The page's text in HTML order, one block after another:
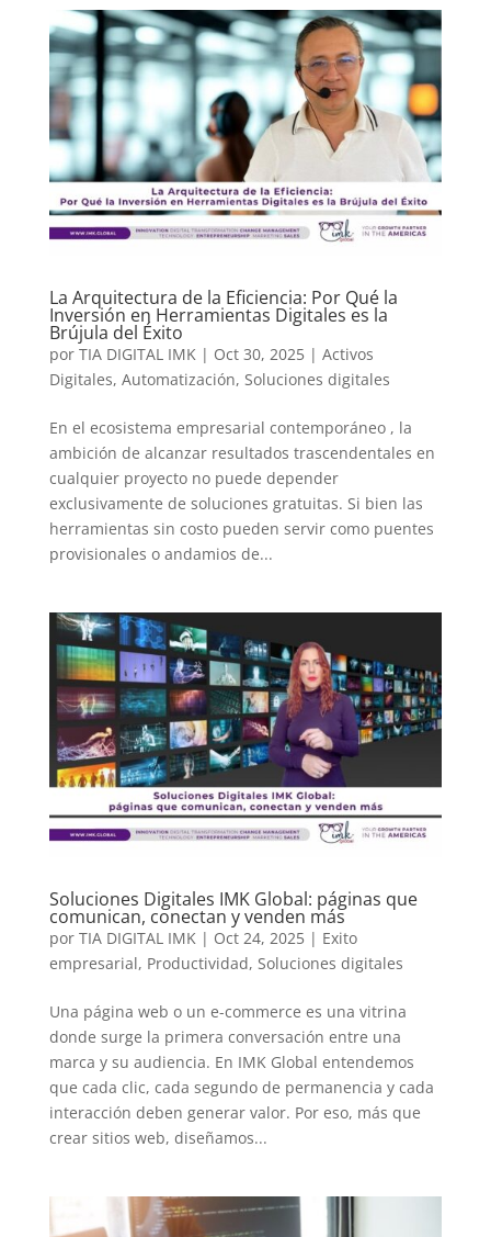
La Arquitectura de la Eficiencia: Por Qué la
Inversión en Herramientas Digitales es la
Brújula del Éxito
por TIA DIGITAL IMK | Oct 30, 2025| Activos
Digitales, Automatización, Soluciones digitales
En el ecosistema empresarial contemporáneo , la
ambición de alcanzar resultados trascendentales en
cualquier proyecto no puede depender
exclusivamente de soluciones gratuitas. Si bien las
herramientas sin costo pueden servir como puentes
provisionales o andamios de...
Soluciones Digitales IMK Global: páginas que
comunican, conectan y venden más
por TIA DIGITAL IMK| Oct 24, 2025| Exito
empresarial, Productividad, Soluciones digitales
Una página web o un e-commerce es una vitrina
donde surge la primera conversación entre una
marca y su audiencia. En IMK Global entendemos
que cada clic, cada segundo de permanencia y cada
interacción deben generar valor. Por eso, más que
crear sitios web, diseñamos...